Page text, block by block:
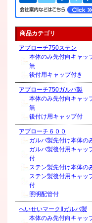
商品カテゴリ
アプローチ750ステン
本体のみ先付向キャッ
無
後付用キャップ付き
アプローチ750ガルバ製
本体のみ先付向キャッ
無
後付け用キャップ付
アプローチ６００
ガルバ製先付け本体の
ガルバ製後付用キャッ
付
ステン製先付け本体の
ステン製後付用キャッ
付
照明配管付
へいせいマークⅡガルバ製
本体のみ先付向キャッ